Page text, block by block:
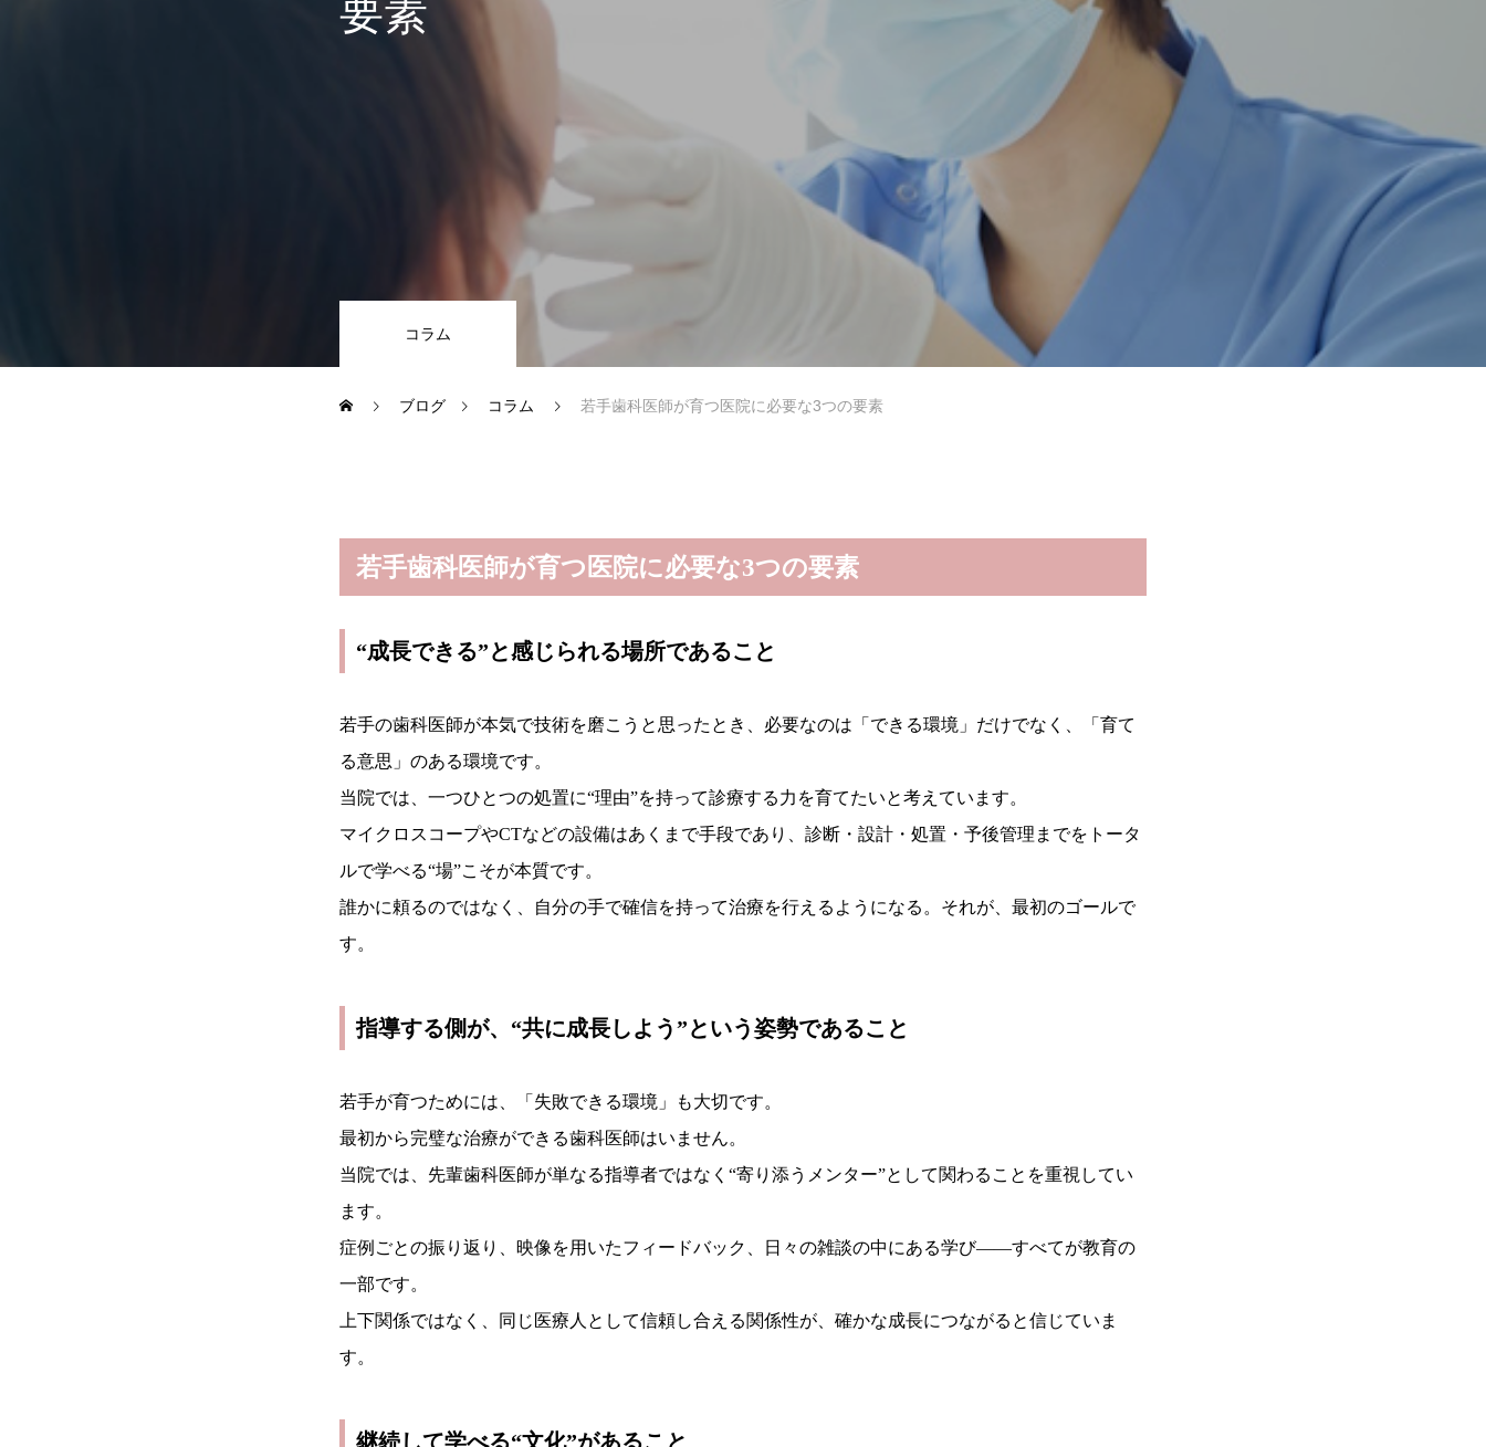
要素
コラム
ブログ コラム 若手歯科医師が育つ医院に必要な3つの要素
若手歯科医師が育つ医院に必要な3つの要素
“成長できる”と感じられる場所であること
若手の歯科医師が本気で技術を磨こうと思ったとき、必要なのは「できる環境」だけでなく、「育て
る意思」のある環境です。
当院では、一つひとつの処置に“理由”を持って診療する力を育てたいと考えています。
マイクロスコープやCTなどの設備はあくまで手段であり、診断・設計・処置・予後管理までをトータ
ルで学べる“場”こそが本質です。
誰かに頼るのではなく、自分の手で確信を持って治療を行えるようになる。それが、最初のゴールで
す。
指導する側が、“共に成長しよう”という姿勢であること
若手が育つためには、「失敗できる環境」も大切です。
最初から完璧な治療ができる歯科医師はいません。
当院では、先輩歯科医師が単なる指導者ではなく“寄り添うメンター”として関わることを重視してい
ます。
症例ごとの振り返り、映像を用いたフィードバック、日々の雑談の中にある学び――すべてが教育の
一部です。
上下関係ではなく、同じ医療人として信頼し合える関係性が、確かな成長につながると信じていま
す。
継続して学べる“文化”があること